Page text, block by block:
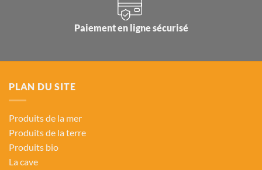
Paiement en ligne sécurisé
PLAN DU SITE
Produits de la mer
Produits de la terre
Produits bio
La cave